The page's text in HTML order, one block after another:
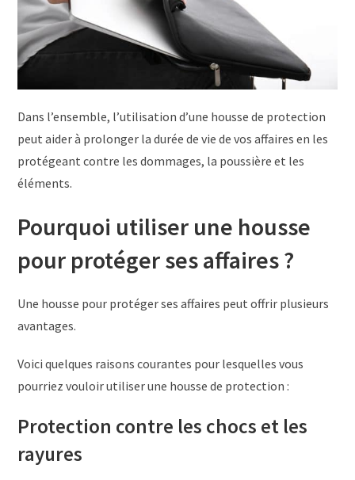
Dans l’ensemble, l’utilisation d’une housse de protection
peut aider à prolonger la durée de vie de vos affaires en les
protégeant contre les dommages, la poussière et les
éléments.
Pourquoi utiliser une housse
pour protéger ses affaires ?
Une housse pour protéger ses affaires peut offrir plusieurs
avantages.
Voici quelques raisons courantes pour lesquelles vous
pourriez vouloir utiliser une housse de protection :
Protection contre les chocs et les
rayures